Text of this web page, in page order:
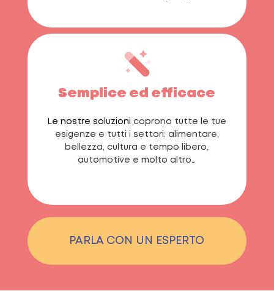
Semplice ed efficace
Le nostre soluzioni coprono tutte le tue
esigenze e tutti i settori: alimentare,
bellezza, cultura e tempo libero,
automotive e molto altro…
PARLA CON UN ESPERTO